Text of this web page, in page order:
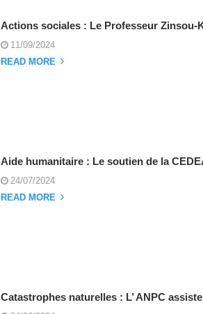
Actions sociales : Le Professeur Zinsou-
11/09/2024
READ MORE
Aide humanitaire : Le soutien de la
24/07/2024
READ MORE
Catastrophes naturelles : L’ ANPC